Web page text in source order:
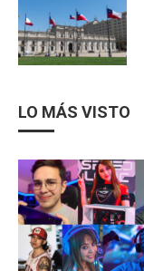
LO MÁS VISTO